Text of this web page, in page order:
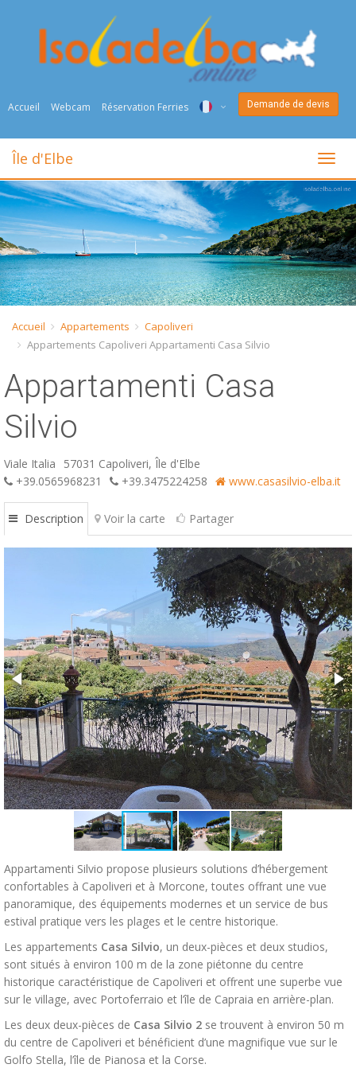
Accueil Webcam Réservation Ferries
ENG
NED
FRA
DAN
ESP
Demande de devis
Île d'Elbe
Accueil Appartements
Capoliveri
Appartements Capoliveri Appartamenti Casa Silvio
Appartamenti Casa
Silvio
Viale Italia
57031 Capoliveri, Île d'Elbe
+39.0565968231
+39.3475224258 www.casasilvio-elba.it
Description Voir la carte Partager
Appartamenti Silvio propose plusieurs solutions d’hébergement
confortables à Capoliveri et à Morcone, toutes offrant une vue
panoramique, des équipements modernes et un service de bus
estival pratique vers les plages et le centre historique.
Les appartements Casa Silvio, un deux-pièces et deux studios,
sont situés à environ 100 m de la zone piétonne du centre
historique caractéristique de Capoliveri et offrent une superbe vue
sur le village, avec Portoferraio et l’île de Capraia en arrière-plan.
Les deux deux-pièces de Casa Silvio 2 se trouvent à environ 50 m
du centre de Capoliveri et bénéficient d’une magnifique vue sur le
Golfo Stella, l’île de Pianosa et la Corse.